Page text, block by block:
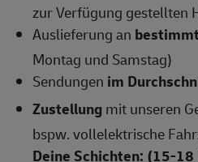
zur Verfügung gestellten
Auslieferung an
Montag und Samstag)
Sendungen im
Zustellungmit unseren
bspw. vollelektrische
Deine Schichten: (15-